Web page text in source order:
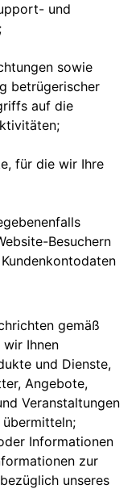
und
sowie
betrügerischer
auf die
für die wir Ihre
Besuchern
gemäß
wir Ihnen
und Dienste,
Angebote,
Veranstaltungen
Informationen
zur
unseres